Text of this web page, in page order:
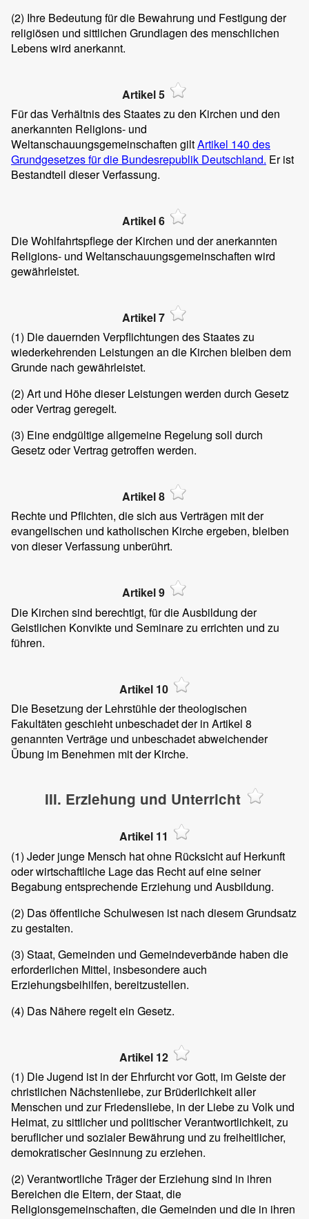
(2) Ihre Bedeutung für die Bewahrung und Festigung der
religiösen und sittlichen Grundlagen des menschlichen
Lebens wird anerkannt.
Artikel 5
Für das Verhältnis des Staates zu den Kirchen und den
anerkannten Religions- und
Weltanschauungsgemeinschaften giltArtikel 140 des
Grundgesetzes für die Bundesrepublik Deutschland. Er ist
Bestandteil dieser Verfassung.
Artikel 6
Die Wohlfahrtspflege der Kirchen und der anerkannten
Religions- und Weltanschauungsgemeinschaften wird
gewährleistet.
Artikel 7
(1) Die dauernden Verpflichtungen des Staates zu
wiederkehrenden Leistungen an die Kirchen bleiben dem
Grunde nach gewährleistet.
(2) Art und Höhe dieser Leistungen werden durch Gesetz
oder Vertrag geregelt.
(3) Eine endgültige allgemeine Regelung soll durch
Gesetz oder Vertrag getroffen werden.
Artikel 8
Rechte und Pflichten, die sich aus Verträgen mit der
evangelischen und katholischen Kirche ergeben, bleiben
von dieser Verfassung unberührt.
Artikel 9
Die Kirchen sind berechtigt, für die Ausbildung der
Geistlichen Konvikte und Seminare zu errichten und zu
führen.
Artikel 10
Die Besetzung der Lehrstühle der theologischen
Fakultäten geschieht unbeschadet der in Artikel 8
genannten Verträge und unbeschadet abweichender
Übung im Benehmen mit der Kirche.
III. Erziehung und Unterricht
Artikel 11
(1) Jeder junge Mensch hat ohne Rücksicht auf Herkunft
oder wirtschaftliche Lage das Recht auf eine seiner
Begabung entsprechende Erziehung und Ausbildung.
(2) Das öffentliche Schulwesen ist nach diesem Grundsatz
zu gestalten.
(3) Staat, Gemeinden und Gemeindeverbände haben die
erforderlichen Mittel, insbesondere auch
Erziehungsbeihilfen, bereitzustellen.
(4) Das Nähere regelt ein Gesetz.
Artikel 12
(1) Die Jugend ist in der Ehrfurcht vor Gott, im Geiste der
christlichen Nächstenliebe, zur Brüderlichkeit aller
Menschen und zur Friedensliebe, in der Liebe zu Volk und
Heimat, zu sittlicher und politischer Verantwortlichkeit, zu
beruflicher und sozialer Bewährung und zu freiheitlicher,
demokratischer Gesinnung zu erziehen.
(2) Verantwortliche Träger der Erziehung sind in ihren
Bereichen die Eltern, der Staat, die
Religionsgemeinschaften, die Gemeinden und die in ihren